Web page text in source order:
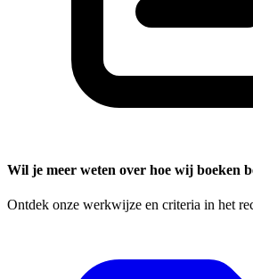
Wil je meer weten over hoe wij boeken
Ontdek onze werkwijze en criteria in het